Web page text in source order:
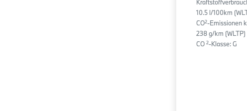
10.5 l/100km
CO2-Emissionen
238 g/km (WLTP)
CO 2-Klasse: G